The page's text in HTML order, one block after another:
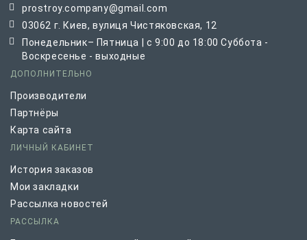
prostroy.company@gmail.com
03062 г. Киев, вулиця Чистяковская, 12
Понедельник– Пятница | с 9:00 до 18:00 Суббота -
Воскресенье - выходные
ДОПОЛНИТЕЛЬНО
Производители
Партнёры
Карта сайта
ЛИЧНЫЙ КАБИНЕТ
История заказов
Мои закладки
Рассылка новостей
РАССЫЛКА